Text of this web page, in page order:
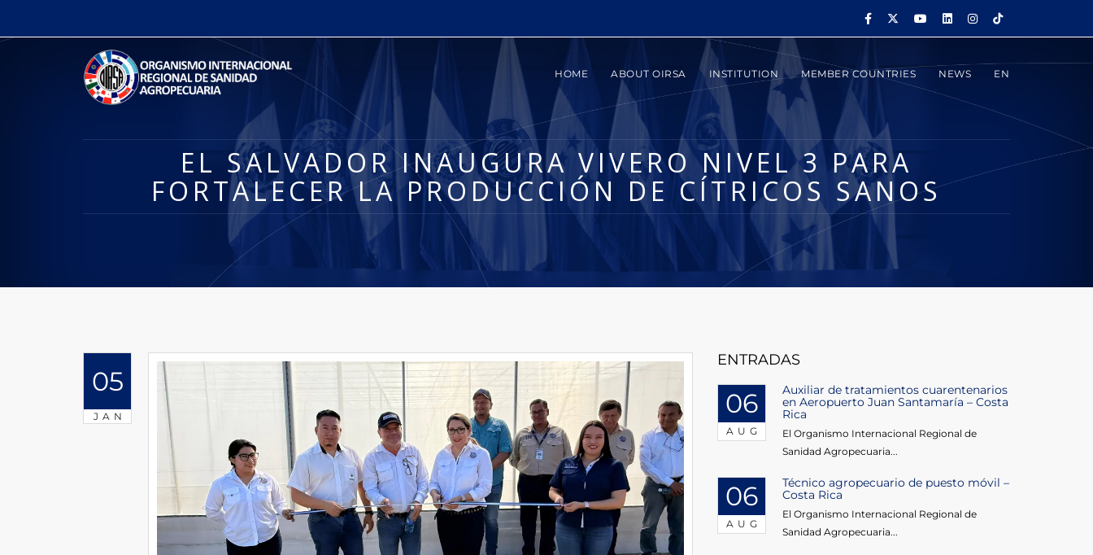
HOME ABOUT OIRSA INSTITUTION MEMBER COUNTRIES NEWS EN
EL SALVADOR INAUGURA VIVERO NIVEL 3 PARA
FORTALECER LA PRODUCCIÓN DE CÍTRICOS SANOS
05
JAN
ENTRADAS
06
AUG
Auxiliar de tratamientos cuarentenarios
en Aeropuerto Juan Santamaría – Costa
Rica
El Organismo Internacional Regional de
Sanidad Agropecuaria...
06
AUG
Técnico agropecuario de puesto móvil –
Costa Rica
El Organismo Internacional Regional de
Sanidad Agropecuaria...